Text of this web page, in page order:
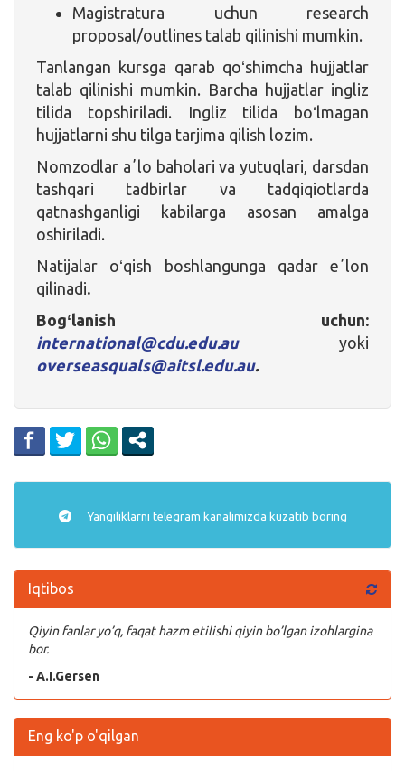
Magistratura uchun research
proposal/outlines talab qilinishi mumkin.
Tanlangan kursga qarab qoʻshimcha hujjatlar
talab qilinishi mumkin. Barcha hujjatlar ingliz
tilida topshiriladi. Ingliz tilida boʻlmagan
hujjatlarni shu tilga tarjima qilish lozim.
Nomzodlar aʼlo baholari va yutuqlari, darsdan
tashqari tadbirlar va tadqiqiotlarda
qatnashganligi kabilarga asosan amalga
oshiriladi.
Natijalar oʻqish boshlangunga qadar eʼlon
qilinadi.
Bogʻlanish uchun:
international@cdu.edu.auyoki
overseasquals@aitsl.edu.au.
Yangiliklarni telegram kanalimizda kuzatib boring
Iqtibos
Qiyin fanlar yo’q, faqat hazm etilishi qiyin bo’lgan izohlargina
bor.
- A.I.Gersen
Eng ko'p o'qilgan